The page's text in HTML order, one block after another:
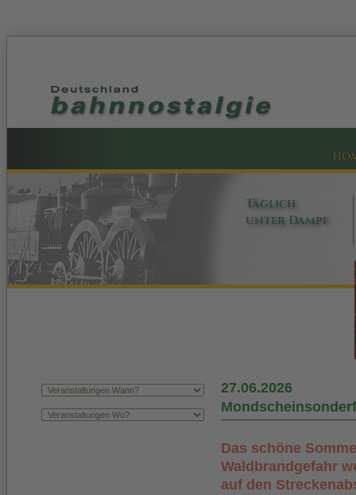
Täglich
unter Dampf
27.06.2026
Das schöne
Waldbrandgefahr
auf den